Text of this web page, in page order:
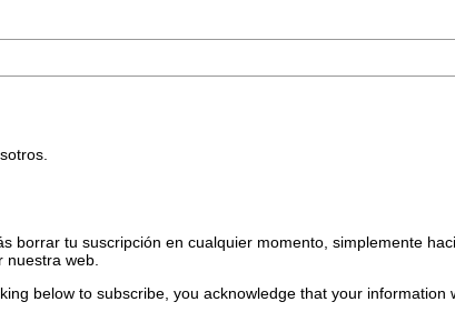
borrar tu suscripción en cualquier momento, simplemente
nuestra web.
below to subscribe, you acknowledge that your